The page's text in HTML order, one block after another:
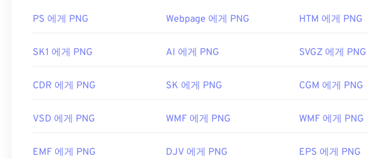
XNConvert와 같은 다양한 무료 이미지 변환 프로그램을 사용할 수 있습니다.
로변환할 수 있습니다. DIB 파일의 좋은 점 중 하나는 무료 텍스트 편집기로 열
최초 출시: 1985년 11월 20일
또는PNG-BMP 변환기를 사용하세요.
나Adobe Photoshop
과 같은 대체 프로그램은 PNG 파일을 열고 편집하
PNG 파일의 흥미로운 기능 중 하나는 이미지, 특히 투명한 배경에 투명 효과를
개발자:
PNG 개발 그룹
PS 에게 PNG Webpage 에게 PNG HTM 에게 PNG
SK1 에게 PNG AI 에게 PNG SVGZ 에게 PNG
CDR 에게 PNG SK 에게 PNG CGM 에게 PNG
VSD 에게 PNG WMF 에게 PNG WMF 에게 PNG
EMF 에게 PNG DJV 에게 PNG EPS 에게 PNG